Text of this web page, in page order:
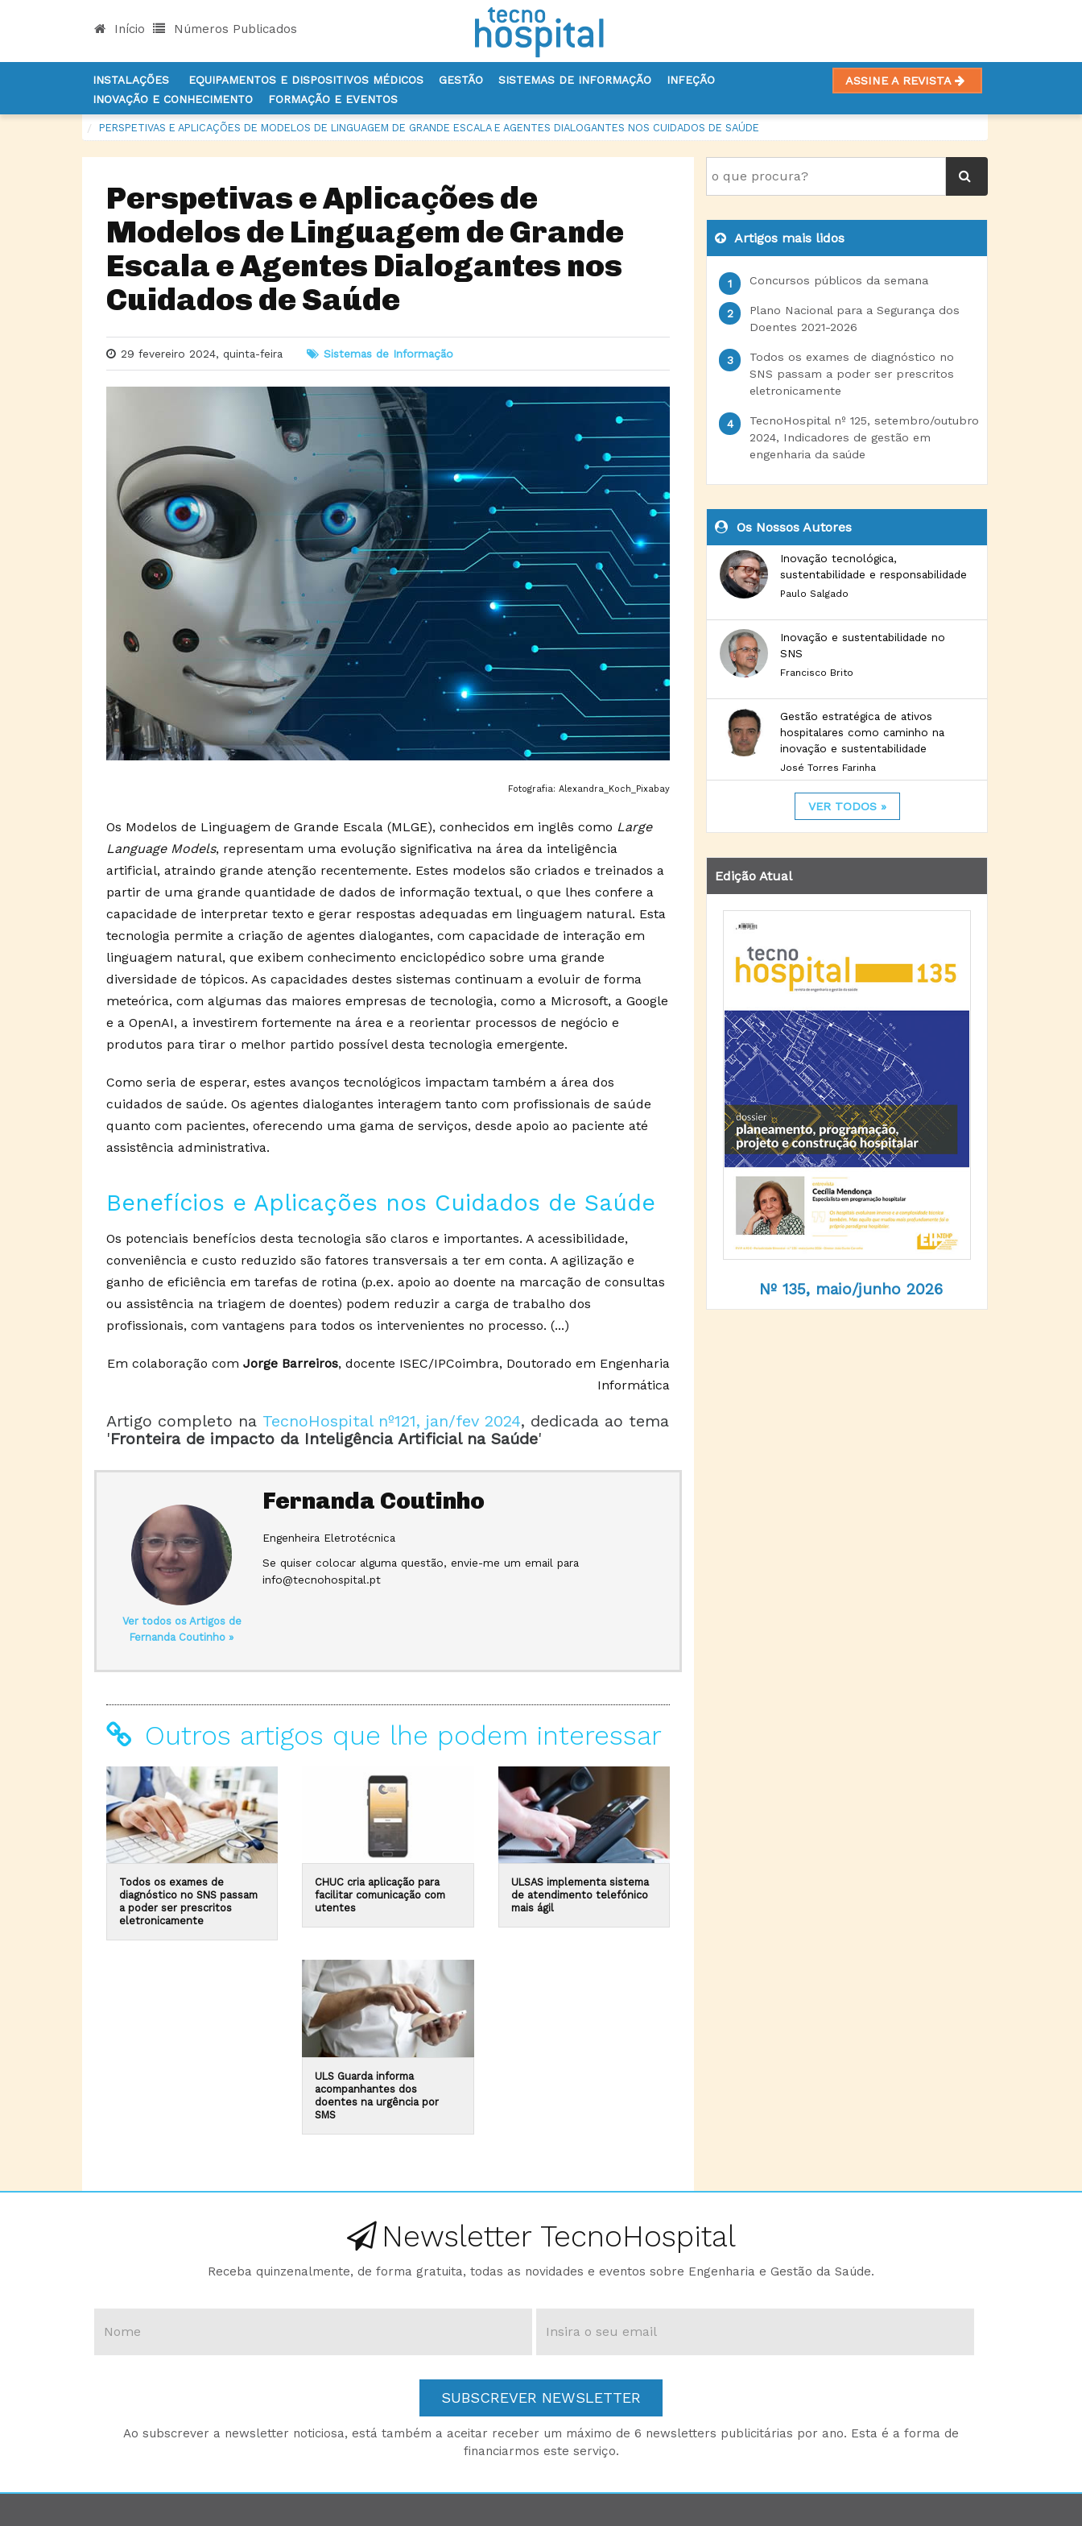
Início Números Publicados
INSTALAÇÕES EQUIPAMENTOS E DISPOSITIVOS MÉDICOS GESTÃO SISTEMAS DE INFORMAÇÃO
INFEÇÃO
INOVAÇÃO E CONHECIMENTO
FORMAÇÃO E EVENTOS
ASSINE A REVISTA
INÍCIO NOTÍCIAS
SISTEMAS DE INFORMAÇÃO
PERSPETIVAS E APLICAÇÕES DE MODELOS DE LINGUAGEM DE GRANDE ESCALA E AGENTES DIALOGANTES NOS CUIDADOS DE SAÚDE
Perspetivas e Aplicações de
Modelos de Linguagem de Grande
Escala e Agentes Dialogantes nos
Cuidados de Saúde
29 fevereiro 2024, quinta-feira Sistemas de Informação
Fotografia: Alexandra_Koch_Pixabay
Os Modelos de Linguagem de Grande Escala (MLGE), conhecidos em inglês como Large
Language Models, representam uma evolução significativa na área da inteligência
artificial, atraindo grande atenção recentemente. Estes modelos são criados e treinados a
partir de uma grande quantidade de dados de informação textual, o que lhes confere a
capacidade de interpretar texto e gerar respostas adequadas em linguagem natural. Esta
tecnologia permite a criação de agentes dialogantes, com capacidade de interação em
linguagem natural, que exibem conhecimento enciclopédico sobre uma grande
diversidade de tópicos. As capacidades destes sistemas continuam a evoluir de forma
meteórica, com algumas das maiores empresas de tecnologia, como a Microsoft, a Google
e a OpenAI, a investirem fortemente na área e a reorientar processos de negócio e
produtos para tirar o melhor partido possível desta tecnologia emergente.
Como seria de esperar, estes avanços tecnológicos impactam também a área dos
cuidados de saúde. Os agentes dialogantes interagem tanto com profissionais de saúde
quanto com pacientes, oferecendo uma gama de serviços, desde apoio ao paciente até
assistência administrativa.
Benefícios e Aplicações nos Cuidados de Saúde
Os potenciais benefícios desta tecnologia são claros e importantes. A acessibilidade,
conveniência e custo reduzido são fatores transversais a ter em conta. A agilização e
ganho de eficiência em tarefas de rotina (p.ex. apoio ao doente na marcação de consultas
ou assistência na triagem de doentes) podem reduzir a carga de trabalho dos
profissionais, com vantagens para todos os intervenientes no processo. (...)
Em colaboração com Jorge Barreiros, docente ISEC/IPCoimbra, Doutorado em Engenharia
Informática
Artigo completo na TecnoHospital nº121, jan/fev 2024, dedicada ao tema
'Fronteira de impacto da Inteligência Artificial na Saúde'
Ver todos os Artigos de
Fernanda Coutinho »
Fernanda Coutinho
Engenheira Eletrotécnica
Se quiser colocar alguma questão, envie-me um email para
info@tecnohospital.pt
Outros artigos que lhe podem interessar
Todos os exames de
diagnóstico no SNS passam
a poder ser prescritos
eletronicamente
CHUC cria aplicação para
facilitar comunicação com
utentes
ULSAS implementa sistema
de atendimento telefónico
mais ágil
ULS Guarda informa
acompanhantes dos
doentes na urgência por
SMS
Artigos mais lidos
Concursos públicos da semana
Plano Nacional para a Segurança dos
Doentes 2021-2026
Todos os exames de diagnóstico no
SNS passam a poder ser prescritos
eletronicamente
TecnoHospital nº 125, setembro/outubro
2024, Indicadores de gestão em
engenharia da saúde
Os Nossos Autores
Inovação tecnológica,
sustentabilidade e responsabilidade
Paulo Salgado
Inovação e sustentabilidade no
SNS
Francisco Brito
Gestão estratégica de ativos
hospitalares como caminho na
inovação e sustentabilidade
José Torres Farinha
VER TODOS »
Edição Atual
Nº 135, maio/junho 2026
Newsletter TecnoHospital
Receba quinzenalmente, de forma gratuita, todas as novidades e eventos sobre Engenharia e Gestão da Saúde.
SUBSCREVER NEWSLETTER
Ao subscrever a newsletter noticiosa, está também a aceitar receber um máximo de 6 newsletters publicitárias por ano. Esta é a forma de
financiarmos este serviço.